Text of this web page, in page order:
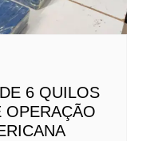
6 QUILOS
OPERAÇÃO